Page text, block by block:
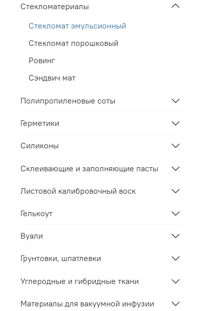
Стекломатериалы
Стекломат эмульсионный
Стекломат порошковый
Ровинг
Сэндвич мат
Полипропиленовые соты
Герметики
Силиконы
Склеивающие и заполняющие пасты
Листовой калибровочный воск
Гелькоут
Вуали
Грунтовки, шпатлевки
Углеродные и гибридные ткани
Материалы для вакуумной инфузии